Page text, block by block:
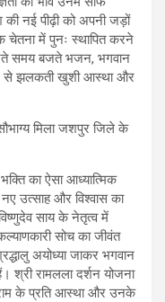
नई पीढ़ी को अपनी जड़ों
चेतना में पुनः स्थापित करने
समय बजते भजन, भगवान
से झलकती खुशी आस्था और
का ऐसा आध्यात्मिक
उत्साह और विश्वास का
साय के नेतृत्व में
सोच का जीवंत
अयोध्या जाकर भगवान
रामलला दर्शन योजना
राम के प्रति आस्था और उनके